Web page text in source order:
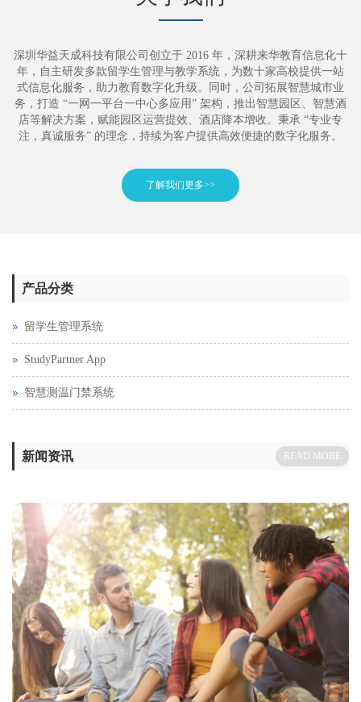
深圳华益天成科技有限公司创立于 2016 年，深耕来华教育信息化十
年，自主研发多款留学生管理与教学系统，为数十家高校提供一站
式信息化服务，助力教育数字化升级。同时，公司拓展智慧城市业
务，打造 “一网一平台一中心多应用” 架构，推出智慧园区、智慧酒
店等解决方案，赋能园区运营提效、酒店降本增收。秉承 “专业专
注，真诚服务” 的理念，持续为客户提供高效便捷的数字化服务。
了解我们更多>>
产品分类
留学生管理系统
StudyPartner App
智慧测温门禁系统
新闻资讯 READ MORE